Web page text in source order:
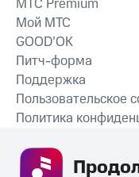
MTС Premium
Мой МТС
GOOD’OK
Питч-форма
Поддержка
Пользовательское
Политика